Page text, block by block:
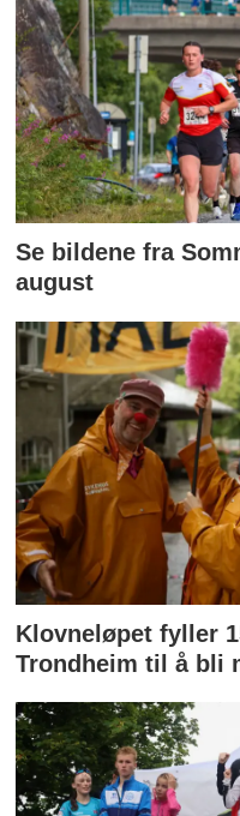
Se bildene fra
august
Klovneløpet fyller
Trondheim til å bli